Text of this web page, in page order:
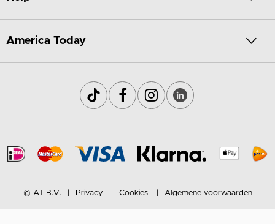
America Today
© AT B.V. Privacy Cookies Algemene voorwaarden